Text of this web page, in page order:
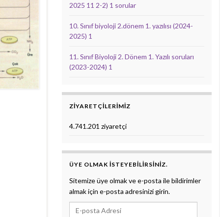
2025 11 2-2) 1 sorular
10. Sınıf biyoloji 2.dönem 1. yazılısı (2024-
2025) 1
11. Sınıf Biyoloji 2. Dönem 1. Yazılı soruları
(2023-2024) 1
ZIYARETÇILERIMIZ
4.741.201 ziyaretçi
ÜYE OLMAK ISTEYEBILIRSINIZ.
Sitemize üye olmak ve e-posta ile bildirimler
almak için e-posta adresinizi girin.
E-posta Adresi